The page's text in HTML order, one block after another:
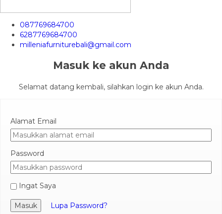
087769684700
6287769684700
milleniafurniturebali@gmail.com
Masuk ke akun Anda
Selamat datang kembali, silahkan login ke akun Anda.
Alamat Email
Password
Ingat Saya
Masuk Lupa Password?